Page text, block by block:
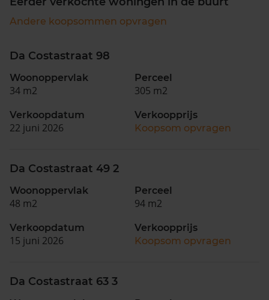
Andere koopsommen opvragen
Da Costastraat 98
Woonoppervlak
34 m2
Perceel
305 m2
Verkoopdatum
22 juni 2026
Verkoopprijs
Koopsom opvragen
Da Costastraat 49 2
Woonoppervlak
48 m2
Perceel
94 m2
Verkoopdatum
15 juni 2026
Verkoopprijs
Koopsom opvragen
Da Costastraat 63 3